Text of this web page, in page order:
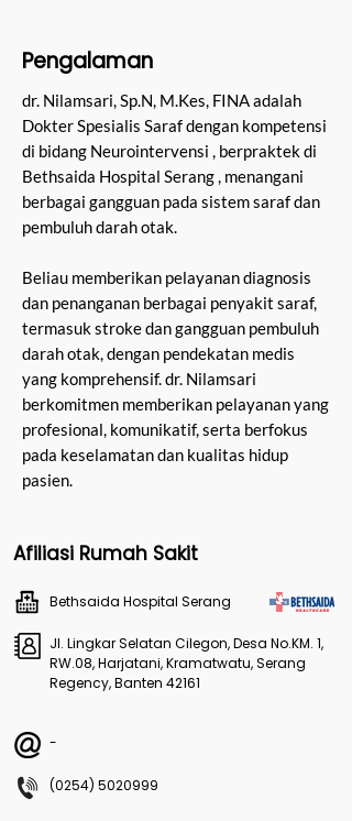
Pengalaman
dr. Nilamsari, Sp.N, M.Kes, FINA adalah
Dokter Spesialis Saraf dengan kompetensi
di bidang Neurointervensi , berpraktek di
Bethsaida Hospital Serang , menangani
berbagai gangguan pada sistem saraf dan
pembuluh darah otak.
Beliau memberikan pelayanan diagnosis
dan penanganan berbagai penyakit saraf,
termasuk stroke dan gangguan pembuluh
darah otak, dengan pendekatan medis
yang komprehensif. dr. Nilamsari
berkomitmen memberikan pelayanan yang
profesional, komunikatif, serta berfokus
pada keselamatan dan kualitas hidup
pasien.
Afiliasi Rumah Sakit
Bethsaida Hospital Serang
Jl. Lingkar Selatan Cilegon, Desa No.KM. 1,
RW.08, Harjatani, Kramatwatu, Serang
Regency, Banten 42161
-
(0254) 5020999